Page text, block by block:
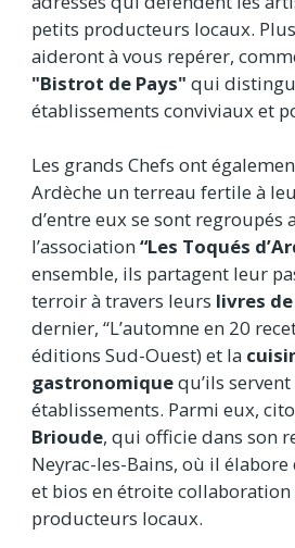
petits producteurs locaux.
aideront à vous repérer,
"Bistrot de Pays" qui
établissements conviviaux et
Les grands Chefs ont
Ardèche un terreau fertile à
d’entre eux se sont regroupés
l’association“Les Toqués
ensemble, ils partagent leur
terroir à travers leurs livres
dernier, “L’automne en 20
éditions Sud-Ouest) et la
gastronomiquequ’ils
établissements. Parmi eux,
Brioude, qui officie dans son
Neyrac-les-Bains, où il
et bios en étroite collaboration
producteurs locaux.